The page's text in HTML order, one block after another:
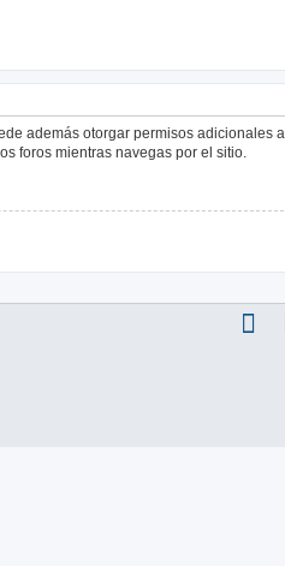
además otorgar permisos adicionales a
foros mientras navegas por el sitio.